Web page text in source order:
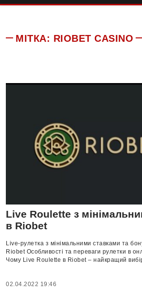
МІТКА: RIOBET CASINO
Live Roulette з
в Riobet
Live-рулетка з мінімальними ставками та
Riobet Особливості та переваги рулетки в
Чому Live Roulette в Riobet – найкращий
02.04.2022 19:46